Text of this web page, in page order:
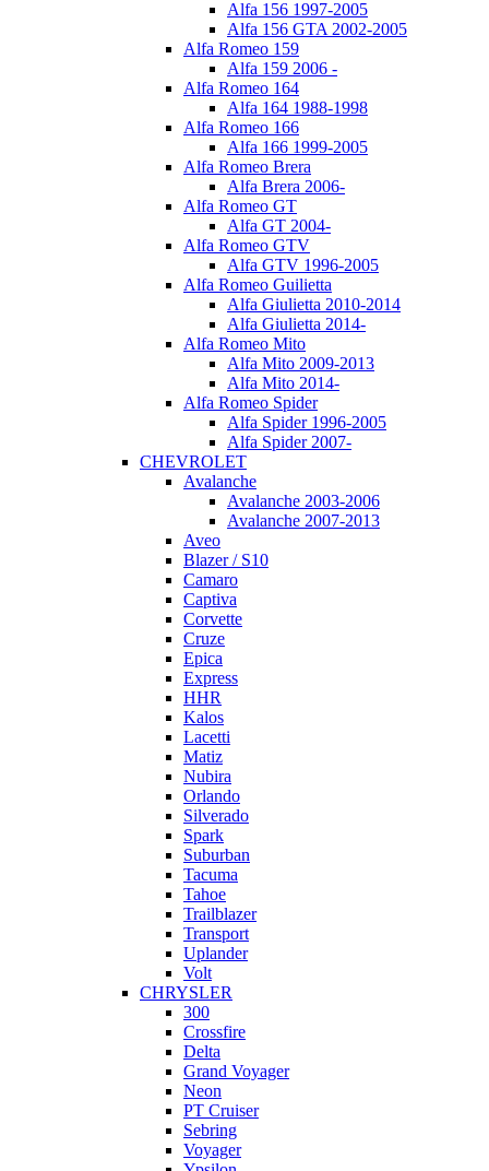
Alfa 156 1997-2005
Alfa 156 GTA 2002-2005
Alfa Romeo 159
Alfa 159 2006 -
Alfa Romeo 164
Alfa 164 1988-1998
Alfa Romeo 166
Alfa 166 1999-2005
Alfa Romeo Brera
Alfa Brera 2006-
Alfa Romeo GT
Alfa GT 2004-
Alfa Romeo GTV
Alfa GTV 1996-2005
Alfa Romeo Guilietta
Alfa Giulietta 2010-2014
Alfa Giulietta 2014-
Alfa Romeo Mito
Alfa Mito 2009-2013
Alfa Mito 2014-
Alfa Romeo Spider
Alfa Spider 1996-2005
Alfa Spider 2007-
CHEVROLET
Avalanche
Avalanche 2003-2006
Avalanche 2007-2013
Aveo
Blazer / S10
Camaro
Captiva
Corvette
Cruze
Epica
Express
HHR
Kalos
Lacetti
Matiz
Nubira
Orlando
Silverado
Spark
Suburban
Tacuma
Tahoe
Trailblazer
Transport
Uplander
Volt
CHRYSLER
300
Crossfire
Delta
Grand Voyager
Neon
PT Cruiser
Sebring
Voyager